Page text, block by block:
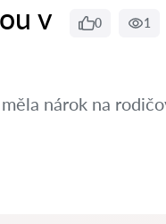
v
0 1
nárok na